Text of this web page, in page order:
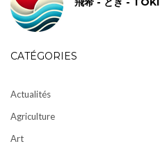
CATÉGORIES
Actualités
Agriculture
Art